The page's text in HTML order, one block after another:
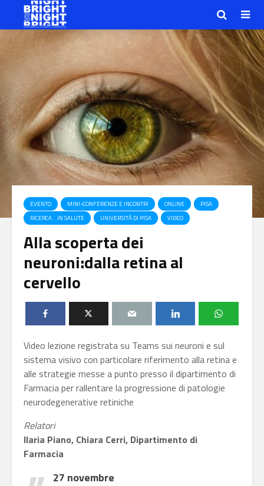
EVENTO MINI-CONFERENZE E INCONTRI ONLINE
PISA
RICERCA…IN SALUTE
UNIVERSITÀ DI PISA VIDEO
Alla scoperta dei
neuroni:dalla retina al
cervello
Video lezione registrata su Teams sui neuroni e sul
sistema visivo con particolare riferimento alla retina e
alle strategie messe a punto presso il dipartimento di
Farmacia per rallentare la progressione di patologie
neurodegenerative retiniche
Relatori
Ilaria Piano, Chiara Cerri, Dipartimento di
Farmacia
27 novembre